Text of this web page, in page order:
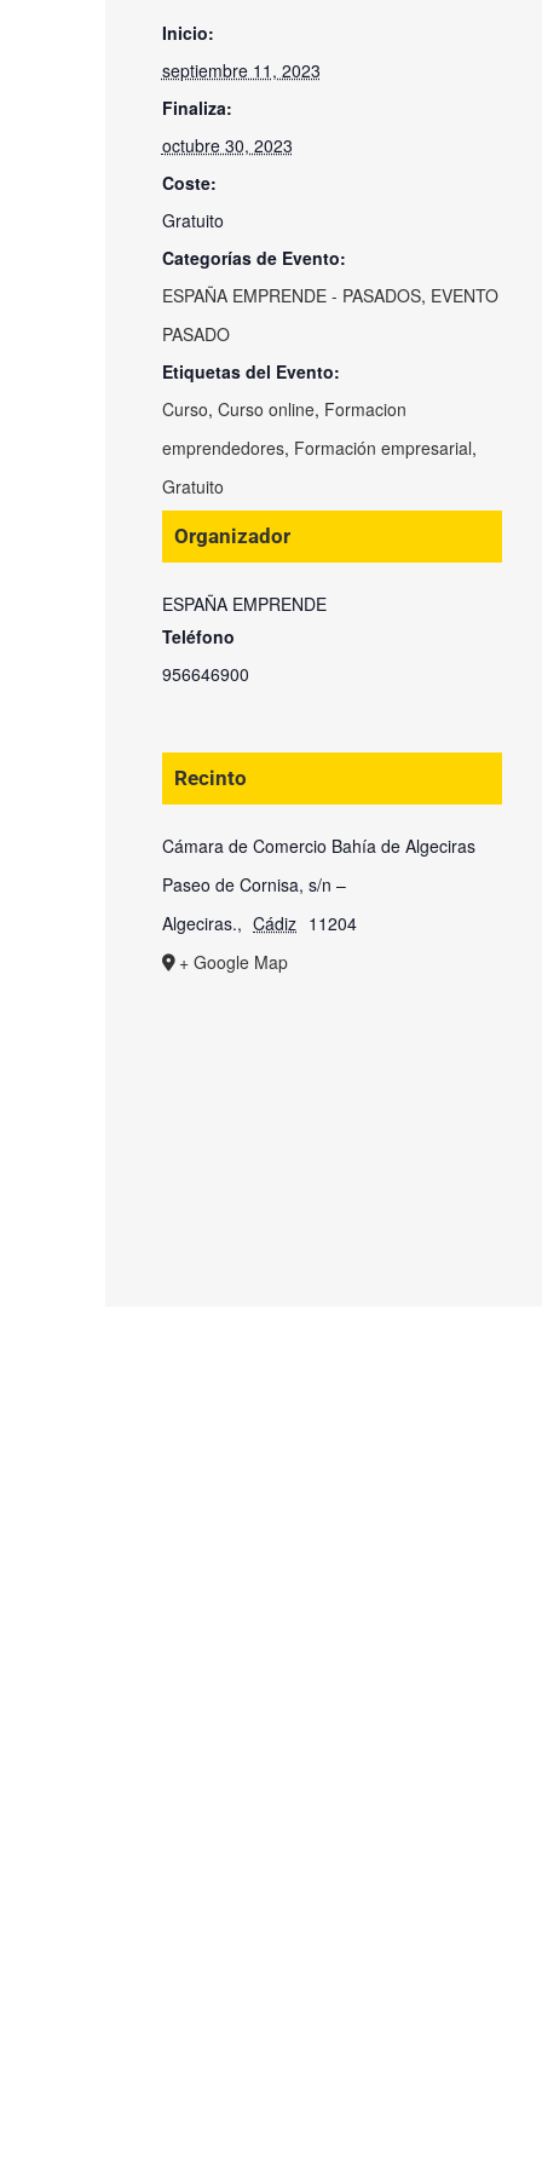
Inicio:
septiembre 11, 2023
Finaliza:
octubre 30, 2023
Coste:
Gratuito
Categorías de Evento:
ESPAÑA EMPRENDE - PASADOS, EVENTO
PASADO
Etiquetas del Evento:
Curso, Curso online, Formacion
emprendedores, Formación empresarial,
Gratuito
Organizador
ESPAÑA EMPRENDE
Teléfono
956646900
Recinto
Cámara de Comercio Bahía de Algeciras
Paseo de Cornisa, s/n –
Algeciras., Cádiz 11204
+ Google Map